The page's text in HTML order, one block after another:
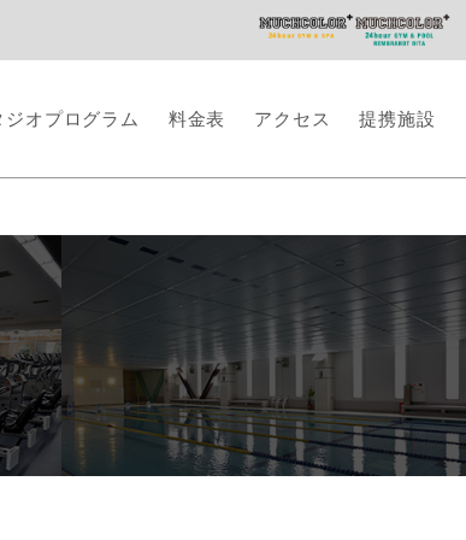
ジオプログラム 料金表 アクセス 提携施設